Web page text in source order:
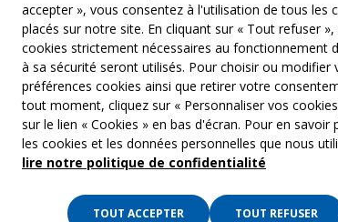
COM’COM
Groupe Emargence
141 avenue de Wagram
75017 Paris
Tél. :01 53 19 00 00
accepter », vous consentez à l'utilisation de tous les
placés sur notre site. En cliquant sur « Tout refuser »,
cookies strictement nécessaires au fonctionnement
à sa sécurité seront utilisés. Pour choisir ou modifier
préférences cookies ainsi que retirer votre
tout moment, cliquez sur « Personnaliser vos
sur le lien « Cookies » en bas d'écran. Pour en savoir
les cookies et les données personnelles que nous
lire notre politique de confidentialité
TOUT ACCEPTER TOUT REFUSER